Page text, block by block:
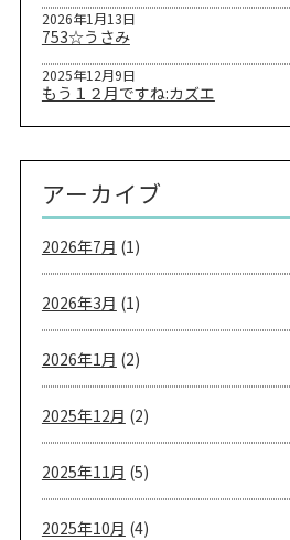
753☆うさみ
2026年1月13日
もう１２月ですね:カズエ
2025年12月9日
アーカイブ
2026年7月 (1)
2026年3月 (1)
2026年1月 (2)
2025年12月 (2)
2025年11月 (5)
2025年10月 (4)